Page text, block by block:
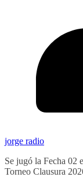
jorge radio
Se jugó la Fecha 02
Torneo Clausura